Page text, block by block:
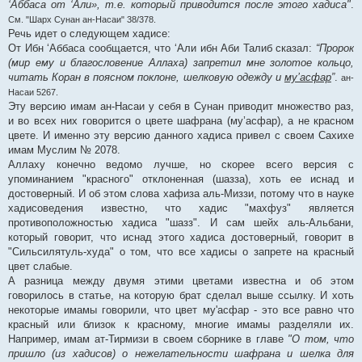
‘Аббаса от ‘Али», т.е. который приводится после этого хадиса".
См. "Шарх Сунан ан-Насаи" 38/378.
Речь идет о следующем хадисе:
От Ибн ‘Аббаса сообщается, что ‘Али ибн Аби Талиб сказал: “Пророк
(мир ему и благословение Аллаха) запретил мне золотое кольцо,
читать Коран в поясном поклоне, шелковую одежду и му’асфар”.ан-
Насаи 5267.
Эту версию имам ан-Насаи у себя в Сунан приводит множество раз,
и во всех них говорится о цвете шафрана (му’асфар), а не красном
цвете. И именно эту версию данного хадиса привел с своем Сахихе
имам Муслим № 2078.
Аллаху конечно ведомо лучше, но скорее всего версия с
упоминанием "красного" отклоненная (шазза), хоть ее иснад и
достоверный. И об этом слова хафиза аль-Миззи, потому что в науке
хадисоведения известно, что хадис "махфуз" является
противоположностью хадиса "шазз". И сам шейх аль-Альбани,
который говорит, что иснад этого хадиса достоверный, говорит в
"Сильсилятуль-худа" о том, что все хадисы о запрете на красный
цвет слабые.
А разница между двумя этими цветами известна и об этом
говорилось в статье, на которую брат сделал выше ссылку. И хоть
некоторые имамы говорили, что цвет му'асфар - это все равно что
красный или близок к красному, многие имамы разделяли их.
Например, имам ат-Тирмизи в своем сборнике в главе "О том, что
пришло (из хадисов) о нежелательности шафрана и шелка для